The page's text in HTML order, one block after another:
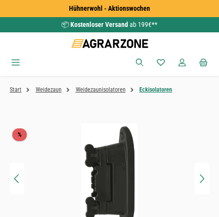
Zum Hauptinhalt springenHühnerwohl - Aktionswochen
📦Kostenloser Versand ab 199€**
Du hast 0
Start Weidezaun Weidezaunisolatoren Eckisolatoren
Bildergalerie überspringen
%Rabatt